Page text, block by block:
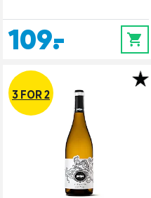
109,- 0
3 FOR 2